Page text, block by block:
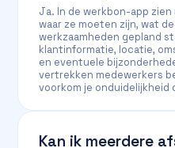
Ja. In de werkbon-app
waar ze moeten zijn, wat
werkzaamheden gepland
klantinformatie, locatie,
en eventuele
vertrekken medewerkers
voorkom je onduidelijkheid
Kan ik meerdere